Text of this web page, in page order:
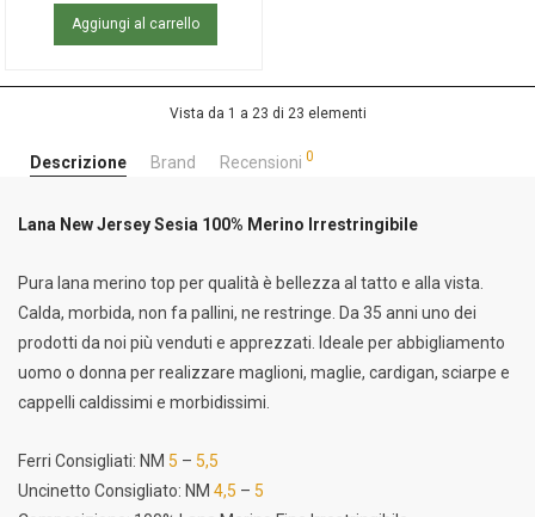
Aggiungi al carrello
Vista da 1 a 23 di 23 elementi
Descrizione Brand Recensioni 0
Lana New Jersey Sesia 100% Merino Irrestringibile
Pura lana merino top per qualità è bellezza al tatto e alla vista.
Calda, morbida, non fa pallini, ne restringe. Da 35 anni uno dei
prodotti da noi più venduti e apprezzati. Ideale per abbigliamento
uomo o donna per realizzare maglioni, maglie, cardigan, sciarpe e
cappelli caldissimi e morbidissimi.
Ferri Consigliati: NM 5 – 5,5
Uncinetto Consigliato: NM 4,5 – 5